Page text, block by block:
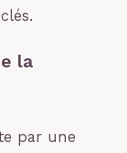
la
par une